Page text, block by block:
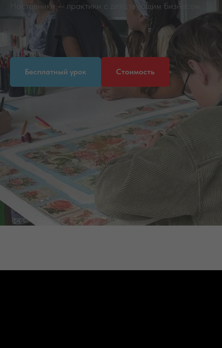
Наставники — практики с действующим бизнесом.
Бесплатный урок Стоимость